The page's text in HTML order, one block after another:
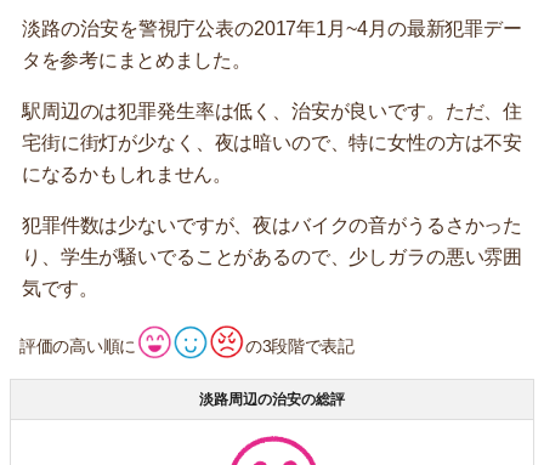
淡路の治安を警視庁公表の2017年1月~4月の最新犯罪デー
タを参考にまとめました。
駅周辺のは犯罪発生率は低く、治安が良いです。ただ、住
宅街に街灯が少なく、夜は暗いので、特に女性の方は不安
になるかもしれません。
犯罪件数は少ないですが、夜はバイクの音がうるさかった
り、学生が騒いでることがあるので、少しガラの悪い雰囲
気です。
評価の高い順に の3段階で表記
淡路周辺の治安の総評